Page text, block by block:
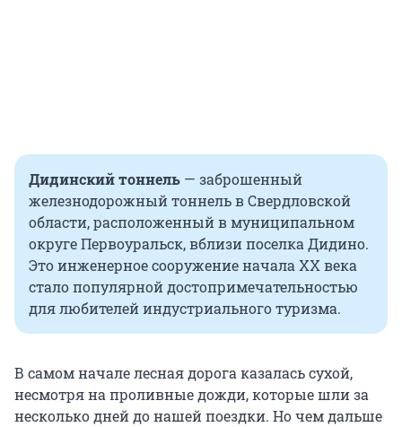
Дидинский тоннель — заброшенный
железнодорожный тоннель в Свердловской
области, расположенный в муниципальном
округе Первоуральск, вблизи поселка Дидино.
Это инженерное сооружение начала XX века
стало популярной достопримечательностью
для любителей индустриального туризма.
В самом начале лесная дорога казалась сухой,
несмотря на проливные дожди, которые шли за
несколько дней до нашей поездки. Но чем дальше